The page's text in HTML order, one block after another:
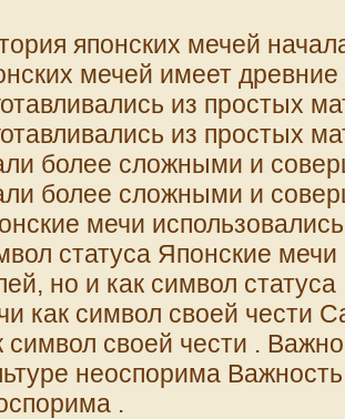
японских мечей
мечей имеет
из простых
из простых
более сложными и
более сложными и
мечи
статуса Японские
но и как символ
как символ своей чести
символ своей чести .
неоспорима
.